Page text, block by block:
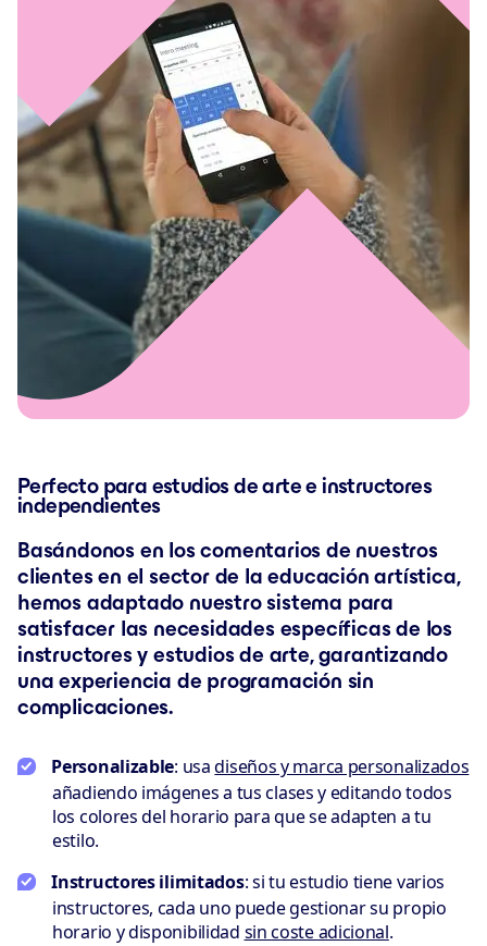
Perfecto para estudios de arte e instructores
independientes
Basándonos en los comentarios de nuestros
clientes en el sector de la educación artística,
hemos adaptado nuestro sistema para
satisfacer las necesidades específicas de los
instructores y estudios de arte, garantizando
una experiencia de programación sin
complicaciones.
Personalizable: usadiseños y marca personalizados
añadiendo imágenes a tus clases y editando todos
los colores del horario para que se adapten a tu
estilo.
Instructores ilimitados: si tu estudio tiene varios
instructores, cada uno puede gestionar su propio
horario y disponibilidad sin coste adicional.